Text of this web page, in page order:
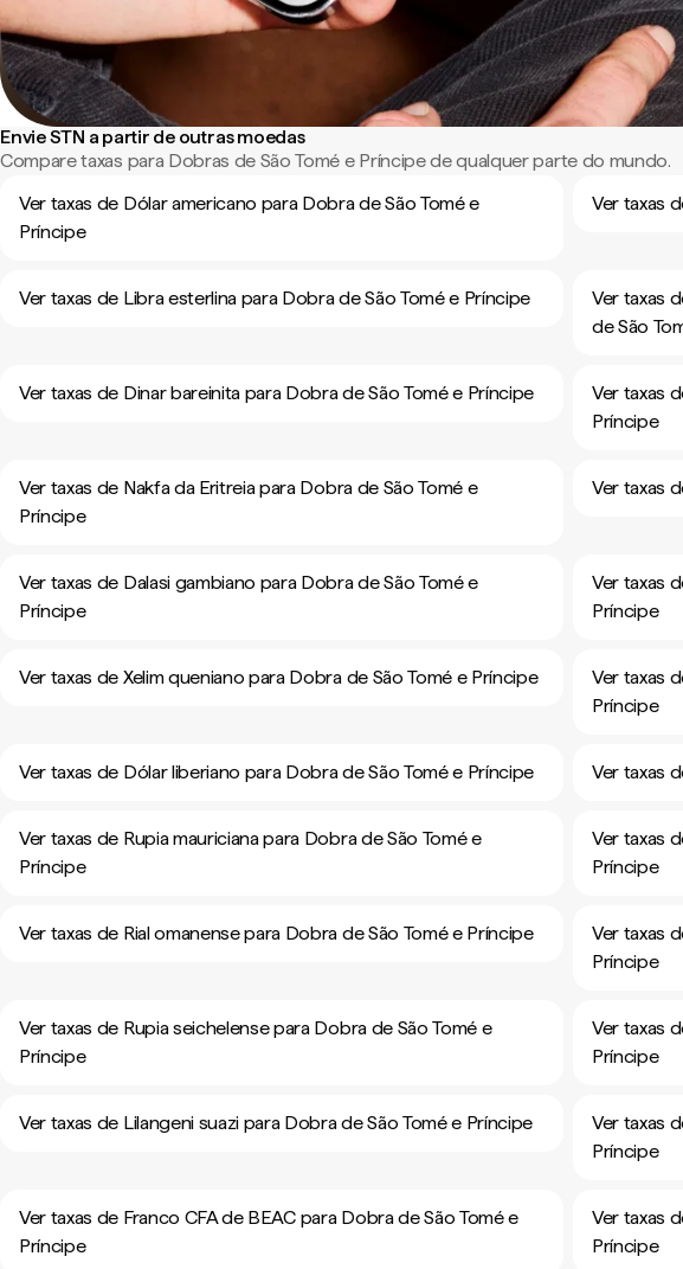
Envie STN a partir de outras moedas
Compare taxas para Dobras de São Tomé e Príncipe de qualquer parte do mundo.
Ver taxas de Dólar americano para Dobra de São Tomé e
Príncipe
Ver taxas
Ver taxas de Libra esterlina para Dobra de São Tomé e Príncipe
Ver taxas
de São
Ver taxas de Dinar bareinita para Dobra de São Tomé e Príncipe
Ver taxas
Príncipe
Ver taxas de Nakfa da Eritreia para Dobra de São Tomé e
Príncipe
Ver taxas
Ver taxas de Dalasi gambiano para Dobra de São Tomé e
Príncipe
Ver taxas
Príncipe
Ver taxas de Xelim queniano para Dobra de São Tomé e Príncipe
Ver taxas
Príncipe
Ver taxas de Dólar liberiano para Dobra de São Tomé e Príncipe Ver taxas
Ver taxas de Rupia mauriciana para Dobra de São Tomé e
Príncipe
Ver taxas
Príncipe
Ver taxas de Rial omanense para Dobra de São Tomé e Príncipe
Ver taxas
Príncipe
Ver taxas de Rupia seichelense para Dobra de São Tomé e
Príncipe
Ver taxas
Príncipe
Ver taxas de Lilangeni suazi para Dobra de São Tomé e Príncipe
Ver taxas
Príncipe
Ver taxas de Franco CFA de BEAC para Dobra de São Tomé e
Príncipe
Ver taxas
Príncipe